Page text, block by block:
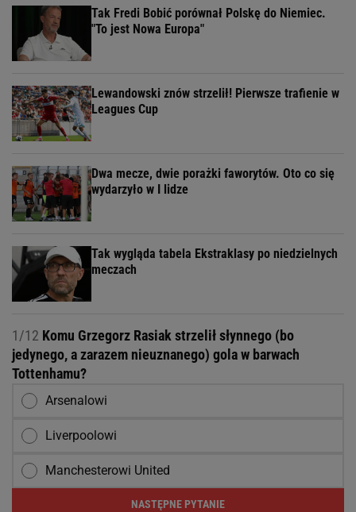
Tak Fredi Bobić porównał Polskę do Niemiec.
"To jest Nowa Europa"
Lewandowski znów strzelił! Pierwsze trafienie w
Leagues Cup
Dwa mecze, dwie porażki faworytów. Oto co się
wydarzyło w I lidze
Tak wygląda tabela Ekstraklasy po niedzielnych
meczach
1/12 Komu Grzegorz Rasiak strzelił słynnego (bo
jedynego, a zarazem nieuznanego) gola w barwach
Tottenhamu?
Arsenalowi
Liverpoolowi
Manchesterowi United
NASTĘPNE PYTANIE